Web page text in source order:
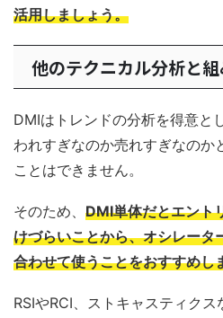
活用しましょう。
他のテクニカル分析と
DMIはトレンドの分析を得意と
われすぎなのか売れすぎなのか
ことはできません。
そのため、 DMI単体だとエント
けづらいことから、オシレータ
合わせて使うことをおすすめし
RSIやRCI、ストキャスティク